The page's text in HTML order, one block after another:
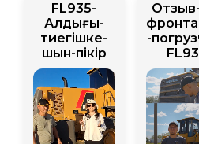
FL935-
Алдыңғы-
тиегішке-
шын-пікір
-